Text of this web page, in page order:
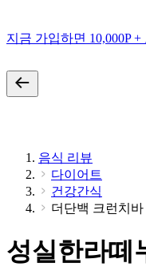
지금 가입하면 10,000P
음식 리뷰
다이어트
건강간식
더단백 크런치바
성실한라떼